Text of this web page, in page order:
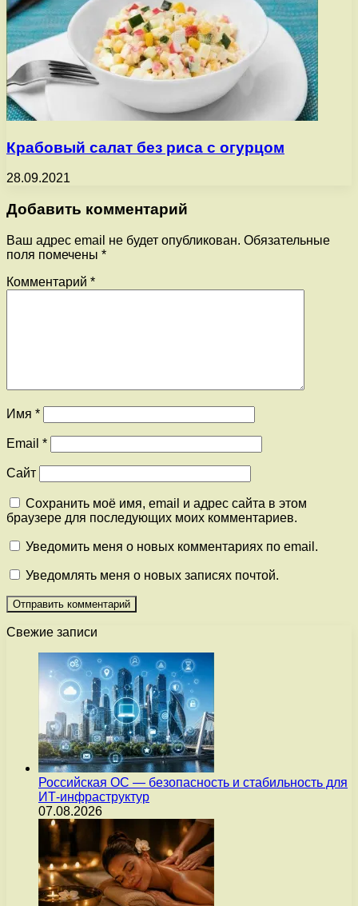
Крабовый салат без риса с огурцом
28.09.2021
Добавить комментарий
Ваш адрес email не будет опубликован. Обязательные
поля помечены *
Комментарий *
Имя *
Email *
Сайт
Сохранить моё имя, email и адрес сайта в этом
браузере для последующих моих комментариев.
Уведомить меня о новых комментариях по email.
Уведомлять меня о новых записях почтой.
Свежие записи
Российская ОС — безопасность и стабильность для
ИТ-инфраструктур
07.08.2026